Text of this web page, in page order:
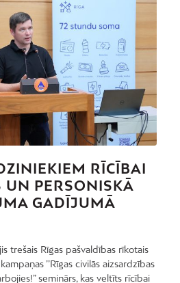
RĪCĪBAI
UN PERSONISKĀ
GADĪJUMĀ
trešais Rīgas pašvaldības rīkotais
’’Rīgas civilās aizsardzības
seminārs, kas veltīts rīcībai